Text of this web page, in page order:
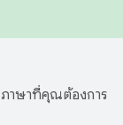
าษาที่คุณต้องการ